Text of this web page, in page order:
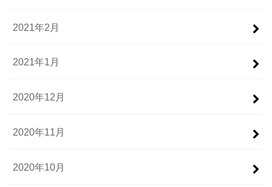
2021年2月
2021年1月
2020年12月
2020年11月
2020年10月